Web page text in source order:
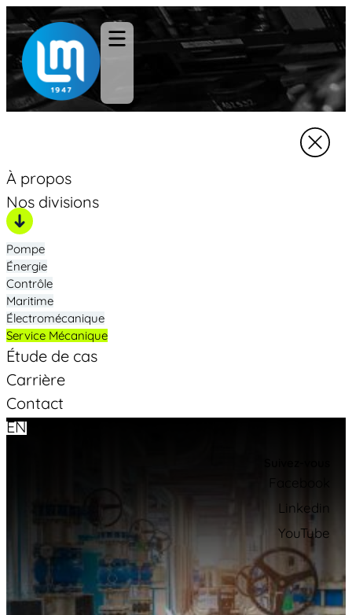
À propos
Nos divisions
Pompe
Énergie
Contrôle
Maritime
Électromécanique
Service Mécanique
Étude de cas
Carrière
Contact
EN
Facebook
Linkedin
YouTube